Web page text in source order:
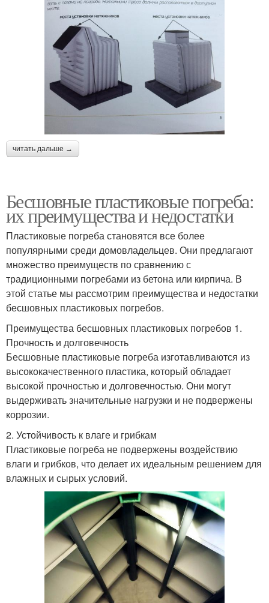
читать дальше →
Бесшовные пластиковые погреба:
их преимущества и недостатки
Пластиковые погреба становятся все более
популярными среди домовладельцев. Они предлагают
множество преимуществ по сравнению с
традиционными погребами из бетона или кирпича. В
этой статье мы рассмотрим преимущества и недостатки
бесшовных пластиковых погребов.
Преимущества бесшовных пластиковых погребов 1.
Прочность и долговечность
Бесшовные пластиковые погреба изготавливаются из
высококачественного пластика, который обладает
высокой прочностью и долговечностью. Они могут
выдерживать значительные нагрузки и не подвержены
коррозии.
2. Устойчивость к влаге и грибкам
Пластиковые погреба не подвержены воздействию
влаги и грибков, что делает их идеальным решением для
влажных и сырых условий.